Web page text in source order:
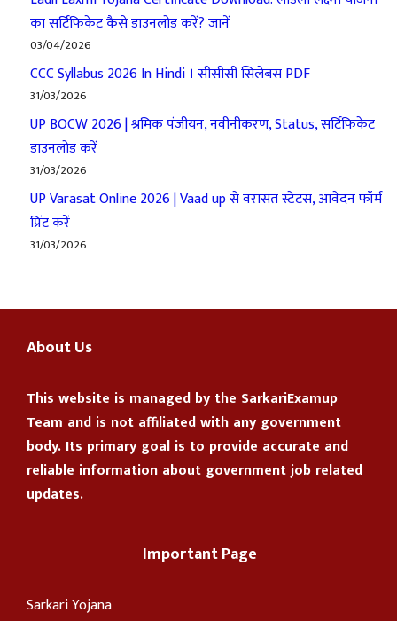
का सर्टिफिकेट कैसे डाउनलोड करें? जानें
03/04/2026
CCC Syllabus 2026 In Hindi । सीसीसी सिलेबस PDF
31/03/2026
UP BOCW 2026 | श्रमिक पंजीयन, नवीनीकरण, Status, सर्टिफिकेट
डाउनलोड करें
31/03/2026
UP Varasat Online 2026 | Vaad up से वरासत स्टेटस, आवेदन फॉर्म
प्रिंट करें
31/03/2026
About Us
This website is managed by the SarkariExamup
Team and is not affiliated with any government
body. Its primary goal is to provide accurate and
reliable information about government job related
updates.
Important Page
Sarkari Yojana